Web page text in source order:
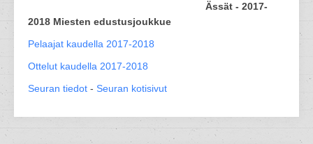
Ässät - 2017-
2018 Miesten edustusjoukkue
Pelaajat kaudella 2017-2018
Ottelut kaudella 2017-2018
Seuran tiedot - Seuran kotisivut